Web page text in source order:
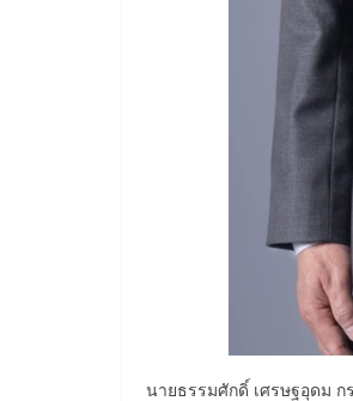
นายธรรมศักดิ์ เศรษฐอุดม ก